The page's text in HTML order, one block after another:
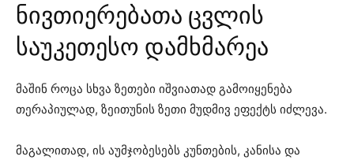
ნივთიერებათა ცვლის
საუკეთესო დამხმარეა
მაშინ როცა სხვა ზეთები იშვიათად გამოიყენება
თერაპიულად, ზეითუნის ზეთი მუდმივ ეფექტს იძლევა.
მაგალითად, ის აუმჯობესებს კუნთების, კანისა და